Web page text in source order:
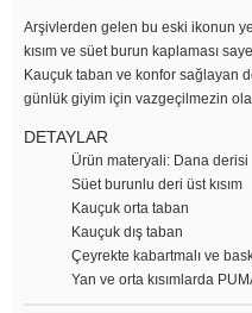
Arşivlerden gelen bu eski ikonun
kısım ve süet burun kaplaması
Kauçuk taban ve konfor sağlayan
günlük giyim için vazgeçilmezin
DETAYLAR
Ürün materyali: Dana derisi
Süet burunlu deri üst kısım
Kauçuk orta taban
Kauçuk dış taban
Çeyrekte kabartmalı ve
Yan ve orta kısımlarda